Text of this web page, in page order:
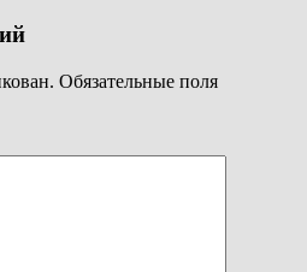
Обязательные поля